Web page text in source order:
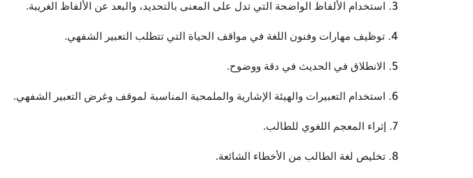
استخدام الألفاظ الواضحة التي تدل على المعنى بالتحديد، والبعد عن الألفاظ الغريبة.
توظيف مهارات وفنون اللغة في مواقف الحياة التي تتطلب التعبير الشفهي.
الانطلاق في الحديث في دقة ووضوح.
استخدام التعبيرات والهيئة الإشارية والملمحية المناسبة لموقف وغرض التعبير الشفهي.
إثراء المعجم اللغوي للطالب.
تخليص لغة الطالب من الأخطاء الشائعة.